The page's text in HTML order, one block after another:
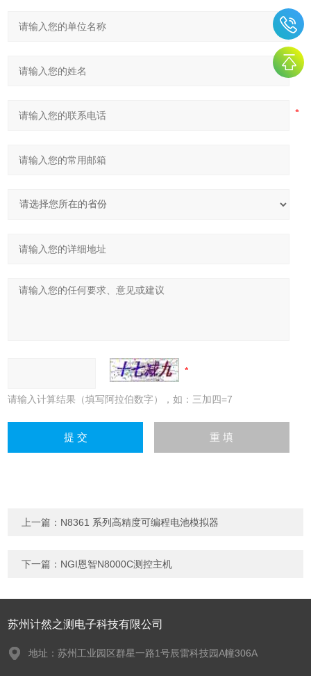
请输入计算结果（填写阿拉伯数字），如：三加四=7
上一篇： N8361 系列高精度可编程电池模拟器
下一篇： NGI恩智N8000C测控主机
苏州计然之测电子科技有限公司
地址：苏州工业园区群星一路1号辰雷科技园A幢306A